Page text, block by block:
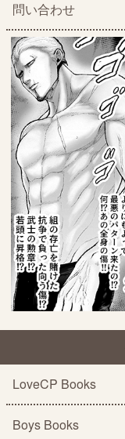
問い合わせ
LoveCP Books
Boys Books